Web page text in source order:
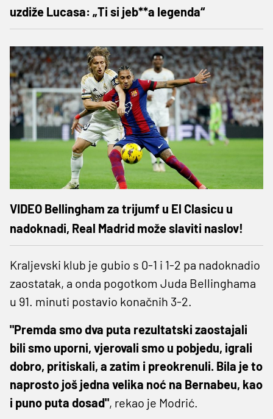
uzdiže Lucasa: „Ti si jeb**a legenda“
VIDEO Bellingham za trijumf u El Clasicu u
nadoknadi, Real Madrid može slaviti naslov!
Kraljevski klub je gubio s 0-1 i 1-2 pa nadoknadio
zaostatak, a onda pogotkom Juda Bellinghama
u 91. minuti postavio konačnih 3-2.
"Premda smo dva puta rezultatski zaostajali
bili smo uporni, vjerovali smo u pobjedu, igrali
dobro, pritiskali, a zatim i preokrenuli. Bila je to
naprosto još jedna velika noć na Bernabeu, kao
i puno puta dosad", rekao je Modrić.